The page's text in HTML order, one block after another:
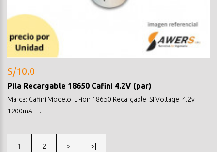
S/10.0
Pila Recargable 18650 Cafini 4.2V (par)
Marca: Cafini Modelo: Li-ion 18650 Recargable: SI Voltage: 4.2v
1200mAH ..
1 2 > >|